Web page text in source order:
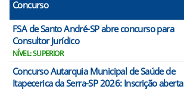
Concurso
FSA de Santo André-SP abre concurso para
Consultor Jurídico
NÍVEL: SUPERIOR
Concurso Autarquia Municipal de Saúde de
Itapecerica da Serra-SP 2026: Inscrição aberta